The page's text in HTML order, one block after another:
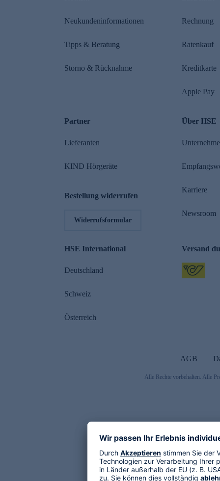
Neukundeninformationen
Tipps & Beratung
Storno & Rücknahme
Rechnung
Ratenkauf
Kreditkarte
Apple Pay
Partner
Lieferanten
KIND Hörgeräte
Bestellung widerrufen
Widerrufsformular
Über HSE
Karriere
Newsroom
HSE International
Deutschland
Schweiz
Österreich
Versand
AGB
Alle Rechte vorbehalten. Alle